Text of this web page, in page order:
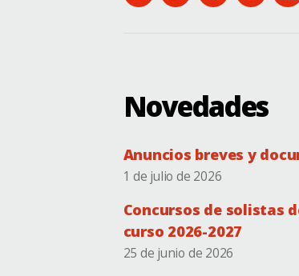
Novedades
Anuncios breves y
1 de julio de 2026
Concursos de solistas
curso 2026-2027
25 de junio de 2026